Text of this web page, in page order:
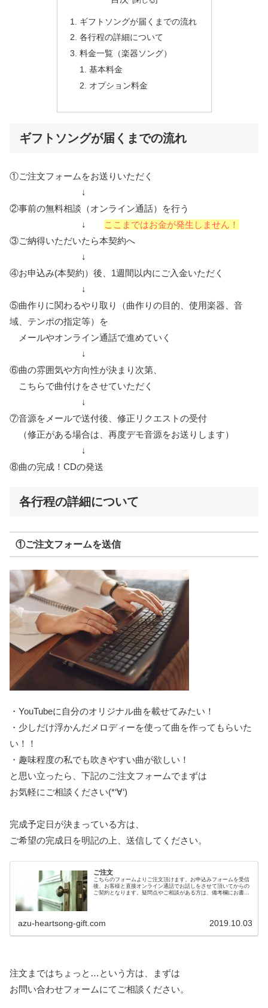
ギフトソングが届くまでの流れ
各行程の詳細について
料金一覧（楽器ソング）
基本料金
オプション料金
ギフトソングが届くまでの流れ
①ご注文フォームをお送りいただく
↓
②事前の無料相談（オンライン通話）を行う
↓
ここまではお金が発生しません！
③ご納得いただいたら本契約へ
↓
④お申込み(本契約）後、1週間以内にご入金いただく
↓
⑤曲作りに関わるやり取り（曲作りの目的、使用楽器、音
域、テンポの指定等）を
メールやオンライン通話で進めていく
↓
⑥曲の雰囲気や方向性が決まり次第、
こちらで曲付けをさせていただく
↓
⑦音源をメールで送付後、修正リクエストの受付
（修正がある場合は、再度デモ音源をお送りします）
↓
⑧曲の完成！CDの発送
各行程の詳細について
①ご注文フォームを送信
・YouTubeに自分のオリジナル曲を載せてみたい！
・少しだけ浮かんだメロディーを使って曲を作ってもらいた
い！！
・趣味程度の私でも吹きやすい曲が欲しい！
と思い立ったら、下記のご注文フォームでまずは
お気軽にご相談ください(*‘∀‘)
完成予定日が決まっている方は、
ご希望の完成日を明記の上、送信してください。
ご注文
こちらのフォームよりご注文頂けます。お申込みフォームを受信
後、お客様と直接オンライン通話でお話しをさせて頂いてからの
ご契約となります。疑問点やご相談がある方は、備考欄にお書き
azu-heartsong-gift.com 2019.10.03
注文まではちょっと…という方は、まずは
お問い合わせフォームにてご相談ください。